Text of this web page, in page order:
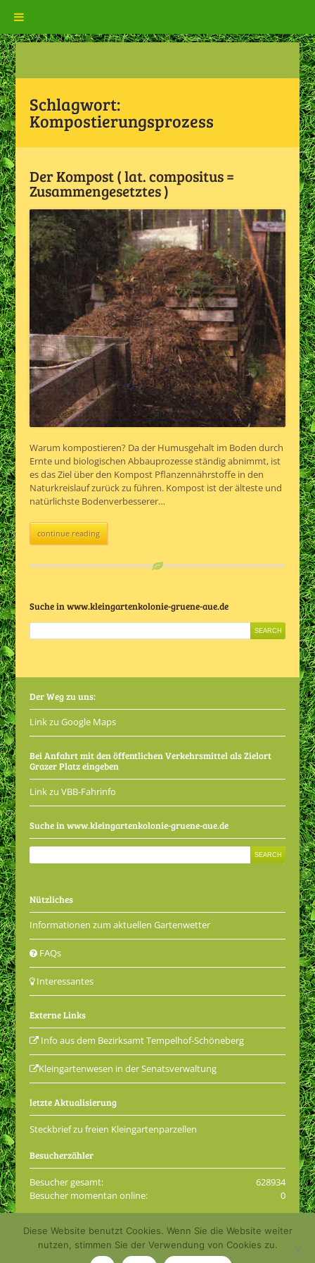
Schlagwort:
Kompostierungsprozess
Der Kompost ( lat. compositus =
Zusammengesetztes )
Warum kompostieren? Da der Humusgehalt im Boden durch
Ernte und biologischen Abbauprozesse ständig abnimmt, ist
es das Ziel über den Kompost Pflanzennährstoffe in den
Naturkreislauf zurück zu führen. Kompost ist der älteste und
natürlichste Bodenverbesserer…
continue reading
Suche in www.kleingartenkolonie-gruene-aue.de
Der Weg zu uns:
Link zu Google Maps
Bei Anfahrt mit den öffentlichen Verkehrsmittel als Zielort
Grazer Platz eingeben
Link zu VBB-Fahrinfo
Suche in www.kleingartenkolonie-gruene-aue.de
Nützliches
Informationen zum aktuellen Gartenwetter
FAQs
Interessantes
Externe Links
Info aus dem Bezirksamt Tempelhof-Schöneberg
Kleingartenwesen in der Senatsverwaltung
letzte Aktualisierung
Steckbrief zu freien Kleingartenparzellen
Besucherzähler
628934
Besucher gesamt:
0
Besucher momentan online:
© 2001 - 2026 Kleingartenkolonie Grüne Aue e.V.
Impressum
Datenschutzerklärung Login
Diese Website benutzt Cookies. Wenn Sie die Website weiter
nutzen, stimmen Sie der Verwendung von Cookies zu.